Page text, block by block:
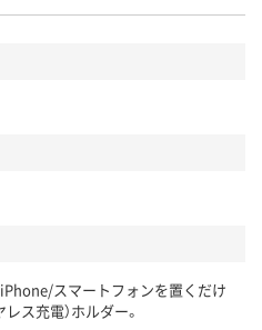
iPhone/スマートフォンを置くだけ
ス充電）ホルダー。